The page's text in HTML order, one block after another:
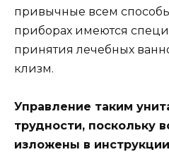
привычные всем
приборах имеются
принятия лечебных
клизм.
Управление таким
трудности, поскольку
изложены в